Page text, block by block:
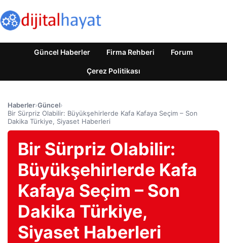
Güncel Haberler Firma Rehberi Forum
Çerez Politikası
Haberler›Güncel›
Bir Sürpriz Olabilir: Büyükşehirlerde Kafa Kafaya Seçim – Son
Dakika Türkiye, Siyaset Haberleri
Bir Sürpriz Olabilir:
Büyükşehirlerde Kafa
Kafaya Seçim – Son
Dakika Türkiye,
Siyaset Haberleri